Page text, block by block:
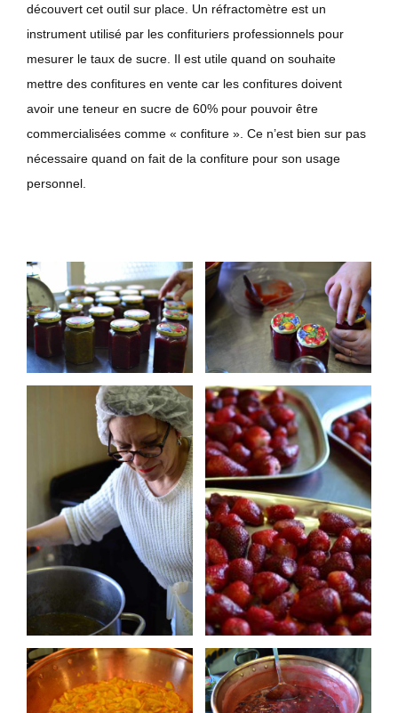
découvert cet outil sur place. Un réfractomètre est un
instrument utilisé par les confituriers professionnels pour
mesurer le taux de sucre. Il est utile quand on souhaite
mettre des confitures en vente car les confitures doivent
avoir une teneur en sucre de 60% pour pouvoir être
commercialisées comme « confiture ». Ce n’est bien sur pas
nécessaire quand on fait de la confiture pour son usage
personnel.